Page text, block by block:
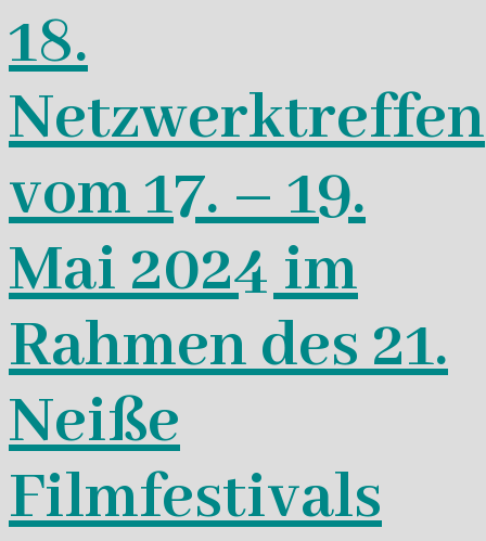
18.
Netzwerktreffen
vom 17. – 19.
Mai 2024 im
Rahmen des 21.
Neiße
Filmfestivals